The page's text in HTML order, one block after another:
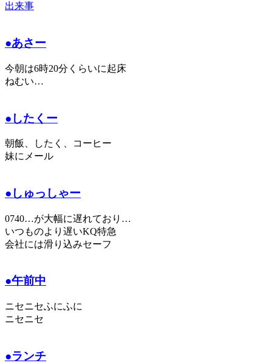
出来事
●あさー
今朝は6時20分くらいに起床
ねむい…
●したくー
朝飯、したく、コーヒー
妹にメール
●しゅっしゃー
0740…が大幅に遅れており…
いつものより遅いKQ特急
会社には滑り込みセーフ
●午前中
ニセニセふにふに
ニセニセ
●ランチ